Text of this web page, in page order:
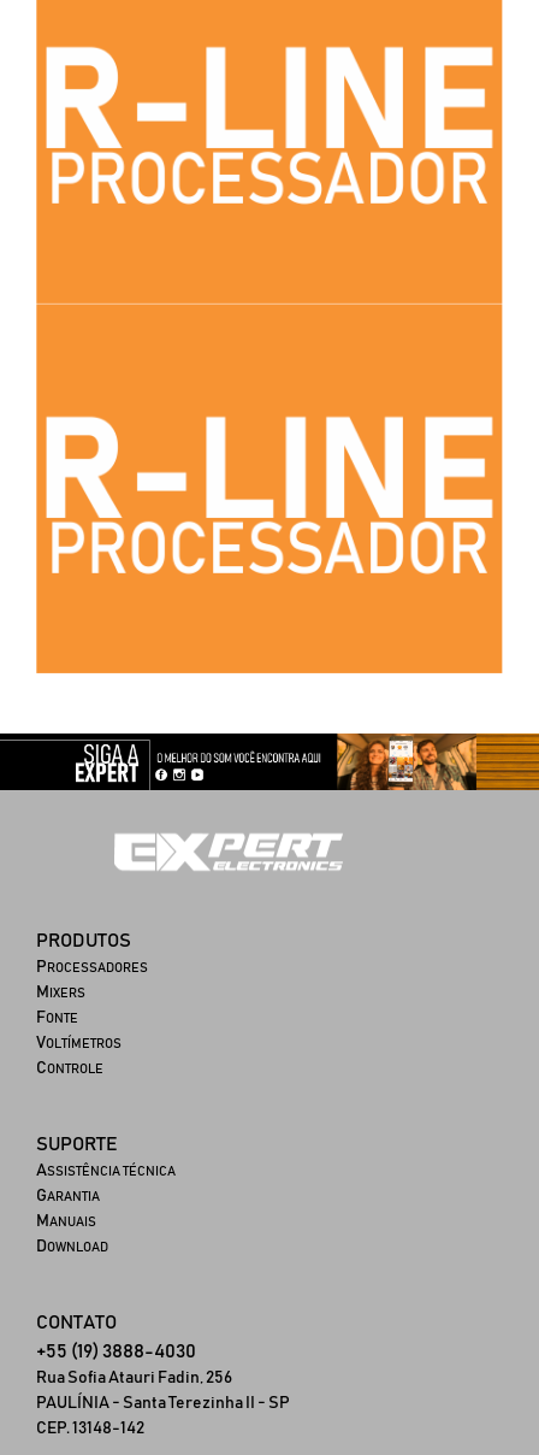
PRODUTOS
P ROCESSADORES
M IXERS
FONTE
VOLTÍMETROS
CONTROLE
SUPORTE
ASSISTÊNCIA TÉCNICA
GARANTIA
MANUAIS
DOWNLOAD
CONTATO
+55 (19) 3888-4030
Rua Sofia Atauri Fadin, 256
PAULÍNIA - Santa Terezinha II - SP
CEP. 13148-142